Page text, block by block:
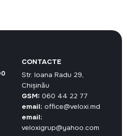
CONTACTE
Str. Ioana Radu 29,
Chișinău
GSM: 060 44 22 77
email: office@veloxi.md
email:
veloxigrup@yahoo.com